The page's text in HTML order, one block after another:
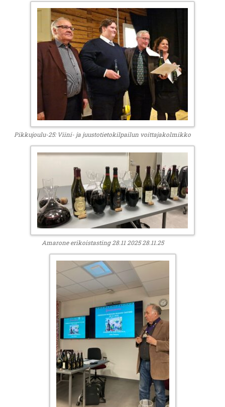
Pikkujoulu-25: Viini- ja juustotietokilpailun voittajakolmikko
Amarone erikoistasting 28.11 2025 28.11.25